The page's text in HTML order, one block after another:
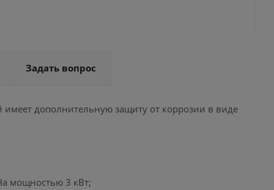
Задать вопрос
дополнительную защиту от коррозии в виде
мощностью 3 кВт;